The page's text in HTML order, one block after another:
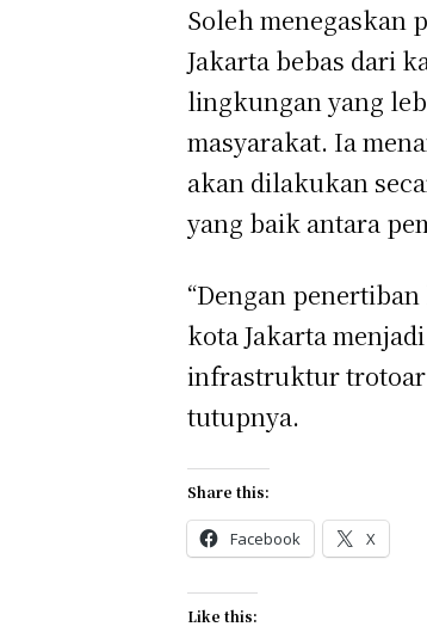
Soleh menegaskan
Jakarta bebas dari
lingkungan yang
masyarakat. Ia
akan dilakukan
yang baik antara
“Dengan
kota Jakarta
infrastruktur trotoar
tutupnya.
Share this:
Facebook X
Like this: